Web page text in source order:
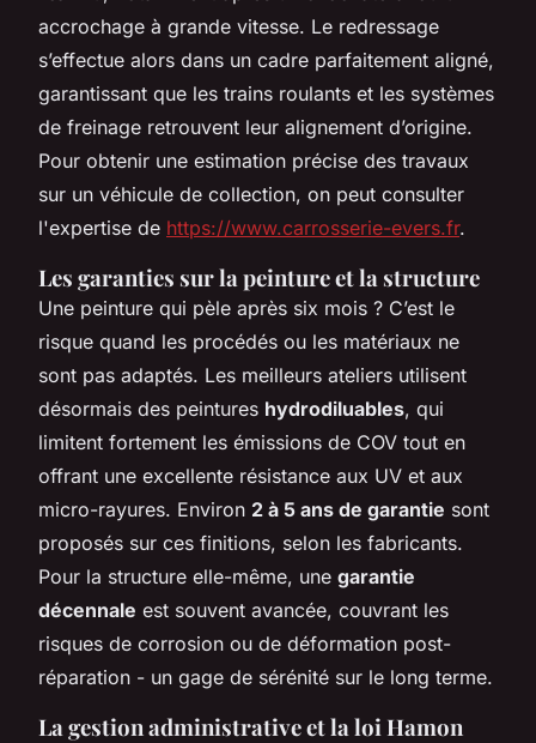
accrochage à grande vitesse. Le redressage
s’effectue alors dans un cadre parfaitement aligné,
garantissant que les trains roulants et les systèmes
de freinage retrouvent leur alignement d’origine.
Pour obtenir une estimation précise des travaux
sur un véhicule de collection, on peut consulter
l'expertise de https://www.carrosserie-evers.fr.
Les garanties sur la peinture et la structure
Une peinture qui pèle après six mois ? C’est le
risque quand les procédés ou les matériaux ne
sont pas adaptés. Les meilleurs ateliers utilisent
désormais des peintures hydrodiluables, qui
limitent fortement les émissions de COV tout en
offrant une excellente résistance aux UV et aux
micro-rayures. Environ 2 à 5 ans de garantie sont
proposés sur ces finitions, selon les fabricants.
Pour la structure elle-même, une garantie
décennale est souvent avancée, couvrant les
risques de corrosion ou de déformation post-
réparation - un gage de sérénité sur le long terme.
La gestion administrative et la loi Hamon